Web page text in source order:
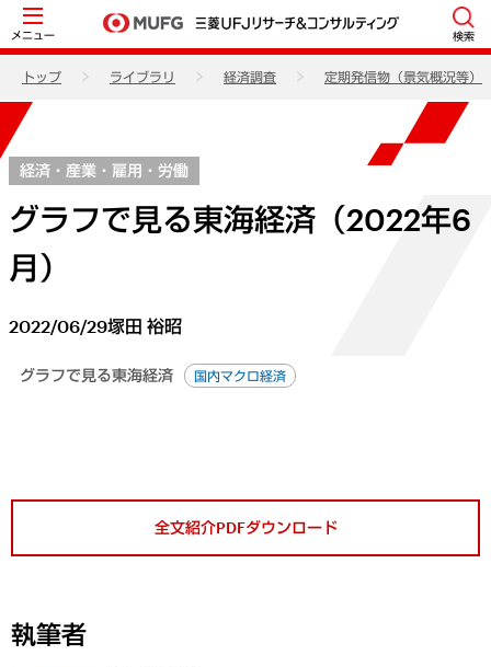
メニュー 検索
トップ ライブラリ 経済調査 定期発信物（景気概況等）
経済・産業・雇用・労働
グラフで見る東海経済（2022年6
月）
2022/06/29塚田 裕昭
グラフで見る東海経済 国内マクロ経済
全文紹介PDFダウンロード
執筆者